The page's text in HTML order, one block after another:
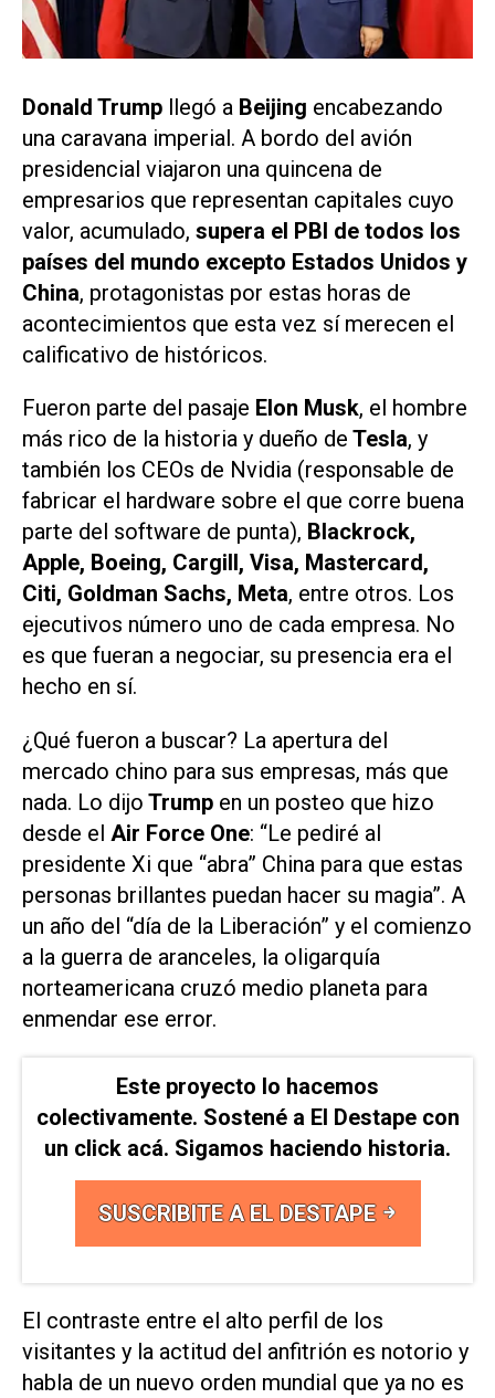
Donald Trump llegó a Beijing encabezando
una caravana imperial. A bordo del avión
presidencial viajaron una quincena de
empresarios que representan capitales cuyo
valor, acumulado, supera el PBI de todos los
países del mundo excepto Estados Unidos y
China, protagonistas por estas horas de
acontecimientos que esta vez sí merecen el
calificativo de históricos.
Fueron parte del pasaje Elon Musk, el hombre
más rico de la historia y dueño de Tesla, y
también los CEOs de Nvidia (responsable de
fabricar el hardware sobre el que corre buena
parte del software de punta), Blackrock,
Apple, Boeing, Cargill, Visa, Mastercard,
Citi, Goldman Sachs, Meta, entre otros. Los
ejecutivos número uno de cada empresa. No
es que fueran a negociar, su presencia era el
hecho en sí.
¿Qué fueron a buscar? La apertura del
mercado chino para sus empresas, más que
nada. Lo dijo Trump en un posteo que hizo
desde el Air Force One: “Le pediré al
presidente Xi que “abra” China para que estas
personas brillantes puedan hacer su magia”. A
un año del “día de la Liberación” y el comienzo
a la guerra de aranceles, la oligarquía
norteamericana cruzó medio planeta para
enmendar ese error.
Este proyecto lo hacemos
colectivamente. Sostené a El Destape con
un click acá. Sigamos haciendo historia.
SUSCRIBITE A EL DESTAPE
El contraste entre el alto perfil de los
visitantes y la actitud del anfitrión es notorio y
habla de un nuevo orden mundial que ya no es